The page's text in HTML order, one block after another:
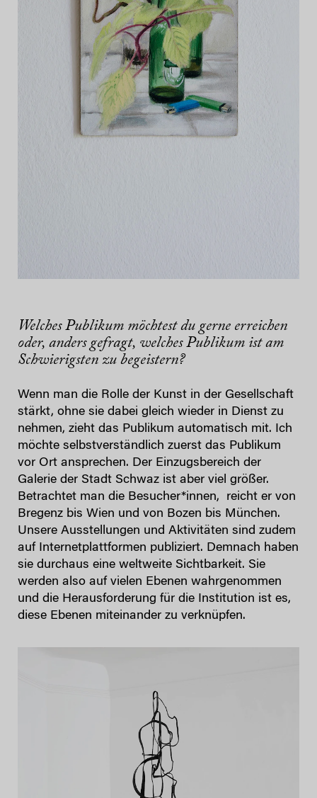
Welches Publikum möchtest du gerne erreichen
oder, anders gefragt, welches Publikum ist am
Schwierigsten zu begeistern?
Wenn man die Rolle der Kunst in der Gesellschaft
stärkt, ohne sie dabei gleich wieder in Dienst zu
nehmen, zieht das Publikum automatisch mit. Ich
möchte selbstverständlich zuerst das Publikum
vor Ort ansprechen. Der Einzugsbereich der
Galerie der Stadt Schwaz ist aber viel größer.
Betrachtet man die Besucher*innen, reicht er von
Bregenz bis Wien und von Bozen bis München.
Unsere Ausstellungen und Aktivitäten sind zudem
auf Internetplattformen publiziert. Demnach haben
sie durchaus eine weltweite Sichtbarkeit. Sie
werden also auf vielen Ebenen wahrgenommen
und die Herausforderung für die Institution ist es,
diese Ebenen miteinander zu verknüpfen.